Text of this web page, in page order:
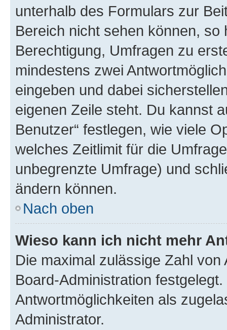
unterhalb des Formulars zur
Bereich nicht sehen können,
Berechtigung, Umfragen zu
mindestens zwei
eingeben und dabei
eigenen Zeile steht. Du kannst
Benutzer“ festlegen, wie viele
welches Zeitlimit für die
unbegrenzte Umfrage) und
ändern können.
Nach oben
Wieso kann ich nicht mehr
Die maximal zulässige Zahl
Board-Administration
Antwortmöglichkeiten als
Administrator.